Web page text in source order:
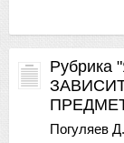
Погуляев Д.